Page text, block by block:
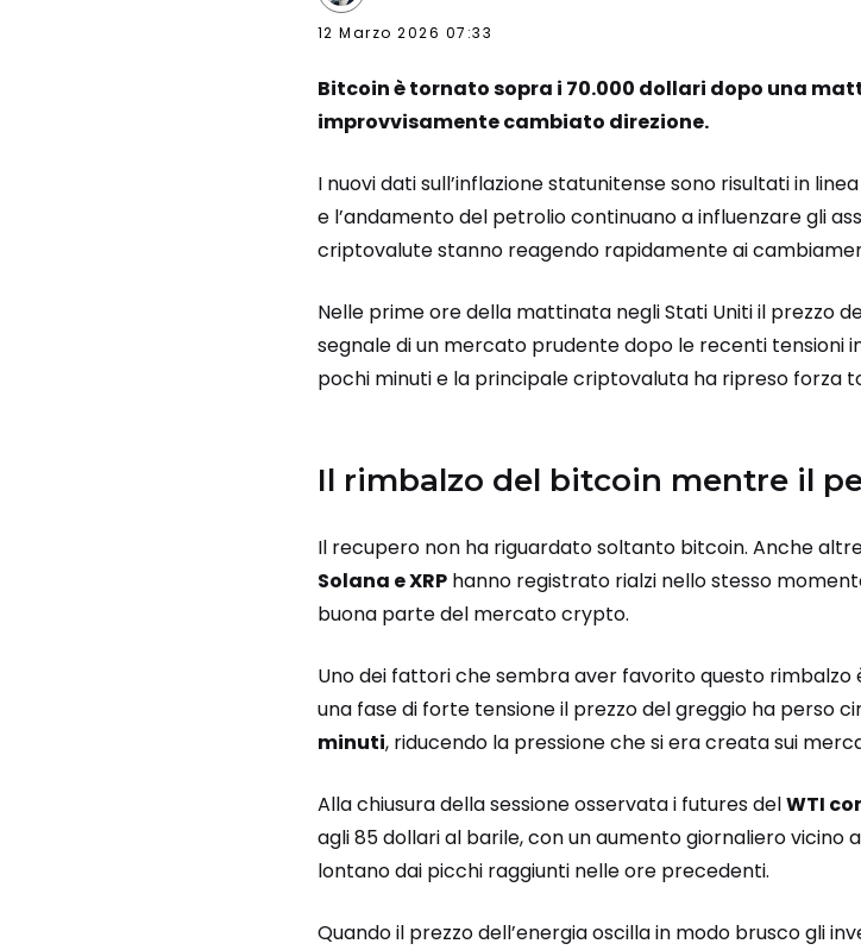
12 Marzo 2026 07:33
Bitcoin è tornato sopra i 70.000 dollari dopo una
improvvisamente cambiato direzione.
I nuovi dati sull’inflazione statunitense sono risultati in
e l’andamento del petrolio continuano a influenzare gli
criptovalute stanno reagendo rapidamente ai
Nelle prime ore della mattinata negli Stati Uniti il prezzo
segnale di un mercato prudente dopo le recenti tensioni
pochi minuti e la principale criptovaluta ha ripreso forza
Il rimbalzo del bitcoin mentre il
Il recupero non ha riguardato soltanto bitcoin. Anche
Solana e XRPhanno registrato rialzi nello stesso
buona parte del mercato crypto.
Uno dei fattori che sembra aver favorito questo
una fase di forte tensione il prezzo del greggio ha perso
minuti, riducendo la pressione che si era creata sui
Alla chiusura della sessione osservata i futures delWTI
agli 85 dollari al barile, con un aumento giornaliero vicino
lontano dai picchi raggiunti nelle ore precedenti.
Quando il prezzo dell’energia oscilla in modo brusco gli